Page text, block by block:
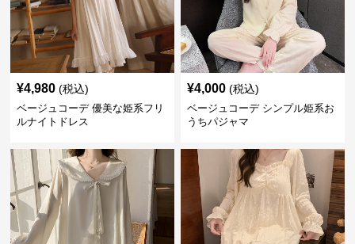
¥4,980 (税込)
ベージュコーデ 優美な姫系フリ
ルナイトドレス
¥4,000 (税込)
ベージュコーデ シンプル姫系お
うちパジャマ